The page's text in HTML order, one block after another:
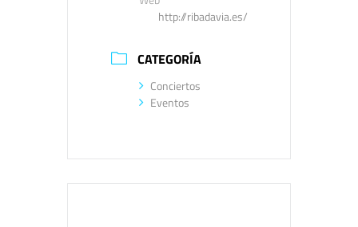
http://ribadavia.es/
CATEGORÍA
Conciertos
Eventos